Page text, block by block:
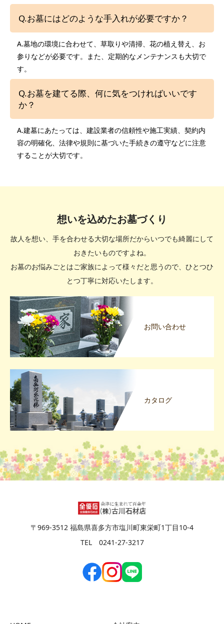
Q.お墓にはどのような手入れが必要ですか？
A.墓地の環境に合わせて、草取りや清掃、花の植え替え、お
参りなどが必要です。また、定期的なメンテナンスも大切で
す。
Q.お墓を建てる際、何に気をつければいいです
か？
A.建墓にあたっては、建設業者の信頼性や施工実績、契約内
容の明確化、法律や規則に基づいた手続きの遵守などに注意
することが大切です。
想いを込めたお墓づくり
故人を想い、手を合わせる大切な場所だからいつでも綺麗にして
おきたいものですよね。
お墓のお悩みごとはご家族によって様々だと思うので、ひとつひ
とつ丁寧に対応いたします。
お問い合わせ
カタログ
〒969-3512 福島県喜多方市塩川町東栄町1丁目10-4
TEL 0241-27-3217